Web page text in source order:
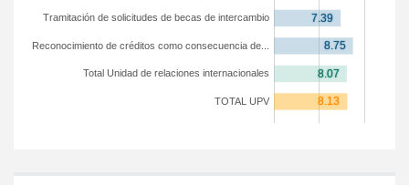
TOTAL UPV
Total Unidad de relaciones internacionales
Reconocimiento de créditos como consecuencia de...
Tramitación de solicitudes de becas de intercambio